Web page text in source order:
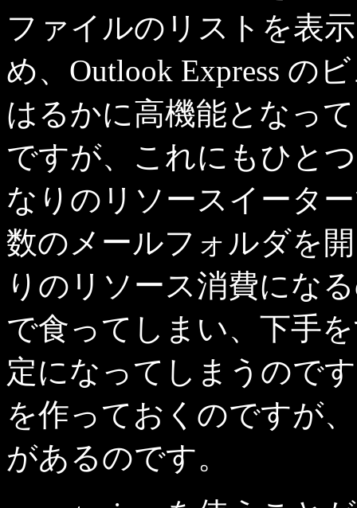
ファイルのリストを表
め、Outlook Express の
はるかに高機能となっ
ですが、これにもひと
なりのリソースイータ
数のメールフォルダを
りのリソース消費にな
で食ってしまい、下手
定になってしまうので
を作っておくのですが
があるのです。